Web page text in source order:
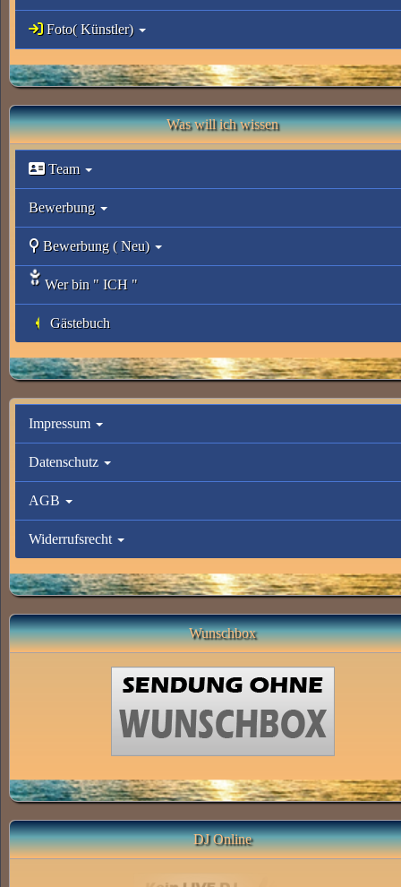
Foto( Künstler)
Was will ich wissen
Team
Bewerbung
Bewerbung ( Neu)
Wer bin " ICH "
Gästebuch
Impressum
Datenschutz
AGB
Widerrufsrecht
Wunschbox
DJ Online